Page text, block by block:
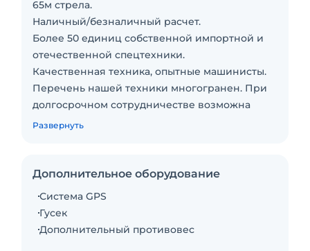
65м стрела.
Наличный/безналичный расчет.
Более 50 единиц собственной импортной и
отечественной спецтехники.
Качественная техника, опытные машинисты.
Перечень нашей техники многогранен. При
долгосрочном сотрудничестве возможна
система скидок.
телефону или электронной почте для
справиться с поставленной Вами задачей.
Сотрудничаем с партнёрами по аренде
Развернуть
Дополнительное оборудование
Система GPS
Гусек
Дополнительный противовес